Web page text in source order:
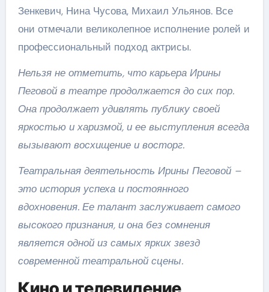
Зенкевич, Нина Чусова, Михаил Ульянов. Все
они отмечали великолепное исполнение ролей и
профессиональный подход актрисы.
Нельзя не отметить, что карьера Ирины
Пеговой в театре продолжается до сих пор.
Она продолжает удивлять публику своей
яркостью и харизмой, и ее выступления всегда
вызывают восхищение и восторг.
Театральная деятельность Ирины Пеговой –
это история успеха и постоянного
вдохновения. Ее талант заслуживает самого
высокого признания, и она без сомнения
является одной из самых ярких звезд
современной театральной сцены.